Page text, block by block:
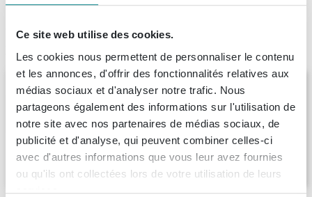
Ce site web utilise des cookies.
Les cookies nous permettent de personnaliser le contenu
et les annonces, d'offrir des fonctionnalités relatives aux
médias sociaux et d'analyser notre trafic. Nous
partageons également des informations sur l'utilisation de
notre site avec nos partenaires de médias sociaux, de
publicité et d'analyse, qui peuvent combiner celles-ci
avec d'autres informations que vous leur avez fournies
ou qu'ils ont collectées lors de votre utilisation de leurs
services.
Produit de remplacement
Crosstone by Arcqua Evi solid surface
baignoire îlot 180x80x57 mat blanc
Livraison:8 - 9 semaines
3.519,-